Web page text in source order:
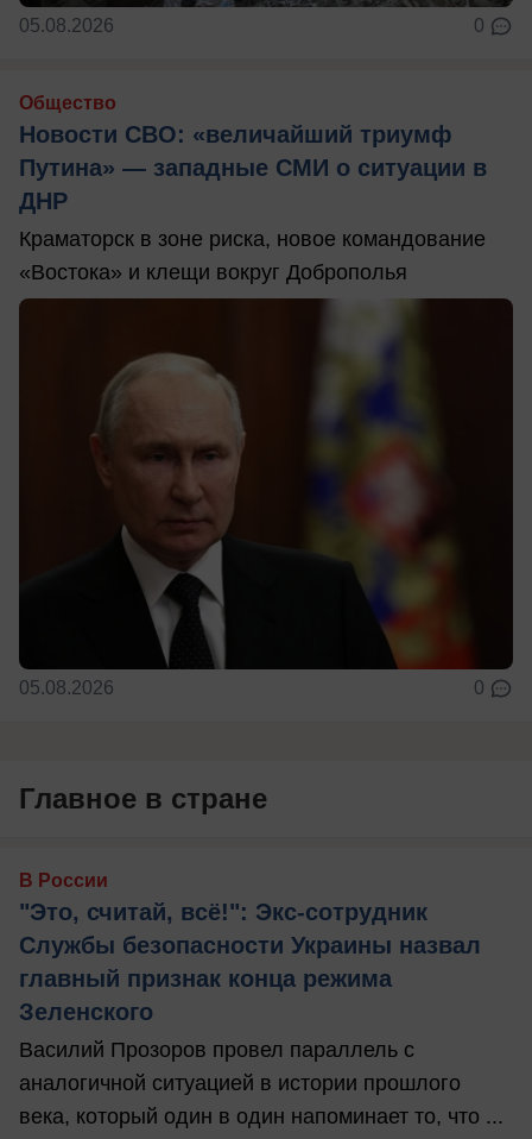
05.08.2026 0
Общество
Новости СВО: «величайший триумф
Путина» — западные СМИ о ситуации в
ДНР
Краматорск в зоне риска, новое командование
«Востока» и клещи вокруг Доброполья
05.08.2026 0
Главное в стране
В России
"Это, считай, всё!": Экс-сотрудник
Службы безопасности Украины назвал
главный признак конца режима
Зеленского
Василий Прозоров провел параллель с
аналогичной ситуацией в истории прошлого
века, который один в один напоминает то, что ...